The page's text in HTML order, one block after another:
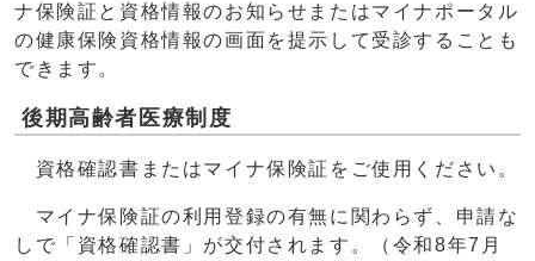
ナ保険証と資格情報のお知らせまたはマイナポータル
の健康保険資格情報の画面を提示して受診することも
できます。
後期高齢者医療制度
資格確認書またはマイナ保険証をご使用ください。
マイナ保険証の利用登録の有無に関わらず、申請な
しで「資格確認書」が交付されます。（令和8年7月